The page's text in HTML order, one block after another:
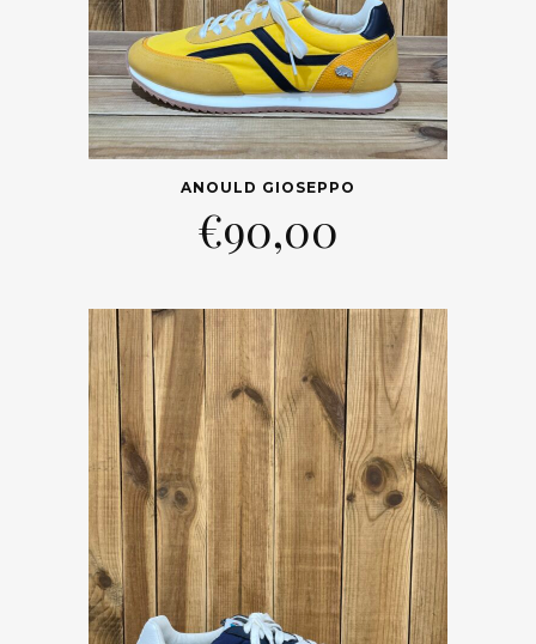
ANOULD GIOSEPPO
€90,00